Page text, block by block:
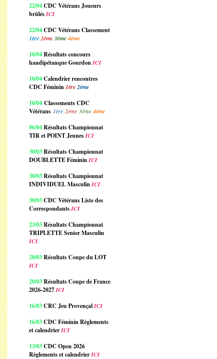
22/04CDC Vétérans Joueurs
brûlésICI
22/04CDC Vétérans Classement
1ère2ème3ème4ème
10/04Résultats concours
handipétanque GourdonICI
10/04Calendrier rencontres
CDC Féminin1ère2ème
10/04 Classements CDC
Vétérans 1ère 2ème 3ème 4ème
06/04Résultats Championnat
TIR et POINT JeunesICI
30/03Résultats Championnat
DOUBLETTE FémininICI
30/03Résultats Championnat
INDIVIDUEL MasculinICI
30/03CDC Vétérans Liste des
CorrespondantsICI
23/03Résultats Championnat
TRIPLETTE Senior Masculin
ICI
20/03Résultats Coupe du LOT
ICI
20/03Résultats Coupe de France
2026-2027ICI
16/03CRC Jeu ProvençalICI
16/03CDC Féminin Règlements
et calendrierICI
13/03CDC Open 2026
Règlements et calendrierICI